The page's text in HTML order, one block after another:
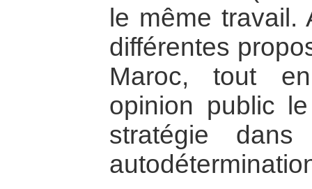
le même travail.
différentes
Maroc, tout
opinion public
stratégie